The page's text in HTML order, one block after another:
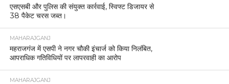
एसएसबी और पुलिस की संयुक्त कार्रवाई, स्विफ्ट डिजायर से
38 पैकेट चरस जब्त।
MAHARAJGANJ
महराजगंज में एसपी ने नगर चौकी इंचार्ज को किया निलंबित,
आपराधिक गतिविधियों पर लापरवाही का आरोप
MAHARAJGANJ